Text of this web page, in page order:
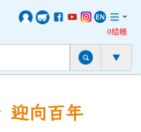
0結帳
迎向百年